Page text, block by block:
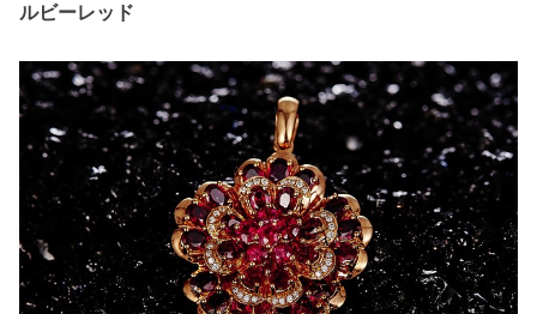
ルビーレッド